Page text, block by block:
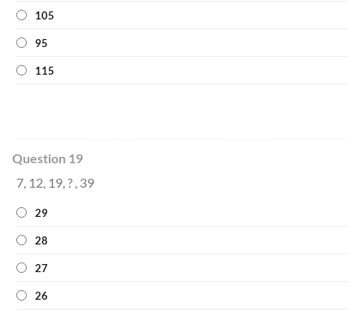
105
95
115
Question 19
7, 12, 19, ? , 39
29
28
27
26